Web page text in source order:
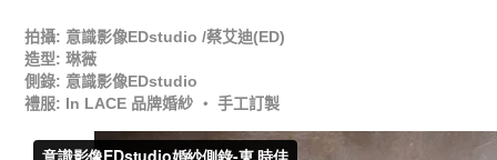
拍攝: 意識影像EDstudio /蔡艾迪(ED)
造型: 琳薇
側錄: 意識影像EDstudio
禮服: In LACE 品牌婚紗 ‧ 手工訂製